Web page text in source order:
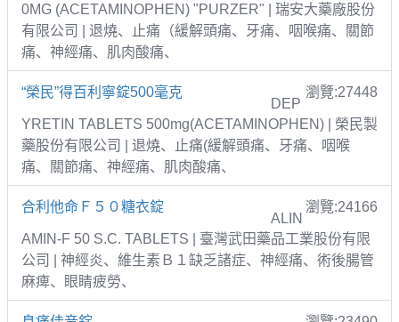
0MG (ACETAMINOPHEN) "PURZER" | 瑞安大藥廠股份
有限公司 | 退燒、止痛（緩解頭痛、牙痛、咽喉痛、關節
痛、神經痛、肌肉酸痛、
“榮民”得百利寧錠500毫克 瀏覽:27448
DEP
YRETIN TABLETS 500mg(ACETAMINOPHEN) | 榮民製
藥股份有限公司 | 退燒、止痛(緩解頭痛、牙痛、咽喉
痛、關節痛、神經痛、肌肉酸痛、
合利他命Ｆ５０糖衣錠 瀏覽:24166
ALIN
AMIN-F 50 S.C. TABLETS | 臺灣武田藥品工業股份有限
公司 | 神經炎、維生素Ｂ１缺乏諸症、神經痛、術後腸管
麻痺、眼睛疲勞、